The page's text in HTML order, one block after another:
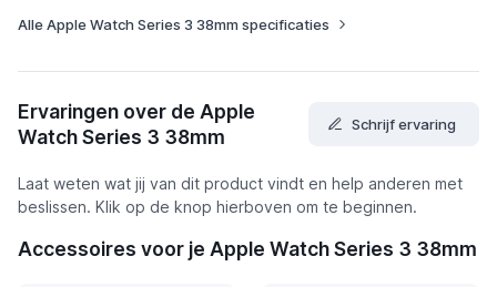
Alle Apple Watch Series 3 38mm specificaties
Ervaringen over de Apple
Watch Series 3 38mm
Schrijf ervaring
Laat weten wat jij van dit product vindt en help anderen met
beslissen. Klik op de knop hierboven om te beginnen.
Accessoires voor je Apple Watch Series 3 38mm